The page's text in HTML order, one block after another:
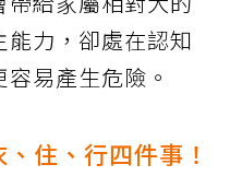
力，卻處在認知
易產生危險。
住、行四件事！